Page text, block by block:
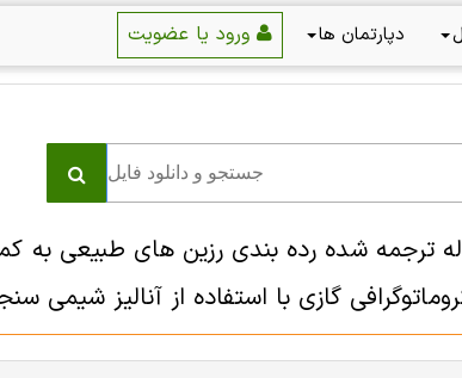
دپارتمان ها
ترجمه شده رده بندی رزین های طبیعی
گازی با استفاده از آنالیز شیمی